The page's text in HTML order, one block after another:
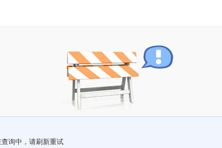
查询中，请刷新重试